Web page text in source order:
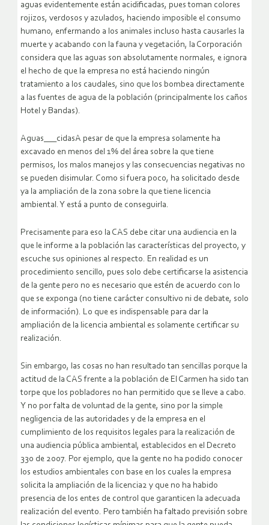
aguas evidentemente están acidificadas, pues toman colores
rojizos, verdosos y azulados, haciendo imposible el consumo
humano, enfermando a los animales incluso hasta causarles la
muerte y acabando con la fauna y vegetación, la Corporación
considera que las aguas son absolutamente normales, e ignora
el hecho de que la empresa no está haciendo ningún
tratamiento a los caudales, sino que los bombea directamente
a las fuentes de agua de la población (principalmente los caños
Hotel y Bandas).
Aguas___cidasA pesar de que la empresa solamente ha
excavado en menos del 1% del área sobre la que tiene
permisos, los malos manejos y las consecuencias negativas no
se pueden disimular. Como si fuera poco, ha solicitado desde
ya la ampliación de la zona sobre la que tiene licencia
ambiental. Y está a punto de conseguirla.
Precisamente para eso la CAS debe citar una audiencia en la
que le informe a la población las características del proyecto, y
escuche sus opiniones al respecto. En realidad es un
procedimiento sencillo, pues solo debe certificarse la asistencia
de la gente pero no es necesario que estén de acuerdo con lo
que se exponga (no tiene carácter consultivo ni de debate, solo
de información). Lo que es indispensable para dar la
ampliación de la licencia ambiental es solamente certificar su
realización.
Sin embargo, las cosas no han resultado tan sencillas porque la
actitud de la CAS frente a la población de El Carmen ha sido tan
torpe que los pobladores no han permitido que se lleve a cabo.
Y no por falta de voluntad de la gente, sino por la simple
negligencia de las autoridades y de la empresa en el
cumplimiento de los requisitos legales para la realización de
una audiencia pública ambiental, establecidos en el Decreto
330 de 2007. Por ejemplo, que la gente no ha podido conocer
los estudios ambientales con base en los cuales la empresa
solicita la ampliación de la licencia2 y que no ha habido
presencia de los entes de control que garanticen la adecuada
realización del evento. Pero también ha faltado previsión sobre